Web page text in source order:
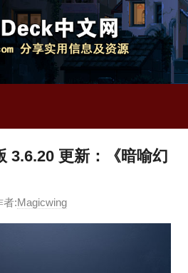
3.6.20 更新：《暗喻幻
者:Magicwing